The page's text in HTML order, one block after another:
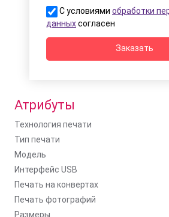
С условиями обработки
данныхсогласен
Заказать
Атрибуты
Технология печати
Тип печати
Модель
Интерфейс USB
Печать на конвертах
Печать фотографий
Размеры